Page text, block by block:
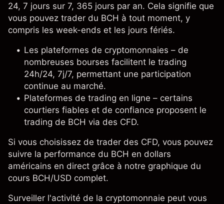
24, 7 jours sur 7, 365 jours par an. Cela signifie que
vous pouvez trader du BCH à tout moment, y
compris les week-ends et les jours fériés.
Les plateformes de cryptomonnaies – de
nombreuses bourses facilitent le trading
24h/24, 7j/7, permettant une participation
continue au marché.
Plateformes de trading en ligne – certains
courtiers fiables et de confiance proposent le
trading de BCH via des CFD.
Si vous choisissez de trader des CFD, vous pouvez
suivre la performance du BCH en dollars
américains en direct grâce à notre graphique du
cours BCH/USD complet.
Surveiller l'activité de la cryptomonnaie peut vous